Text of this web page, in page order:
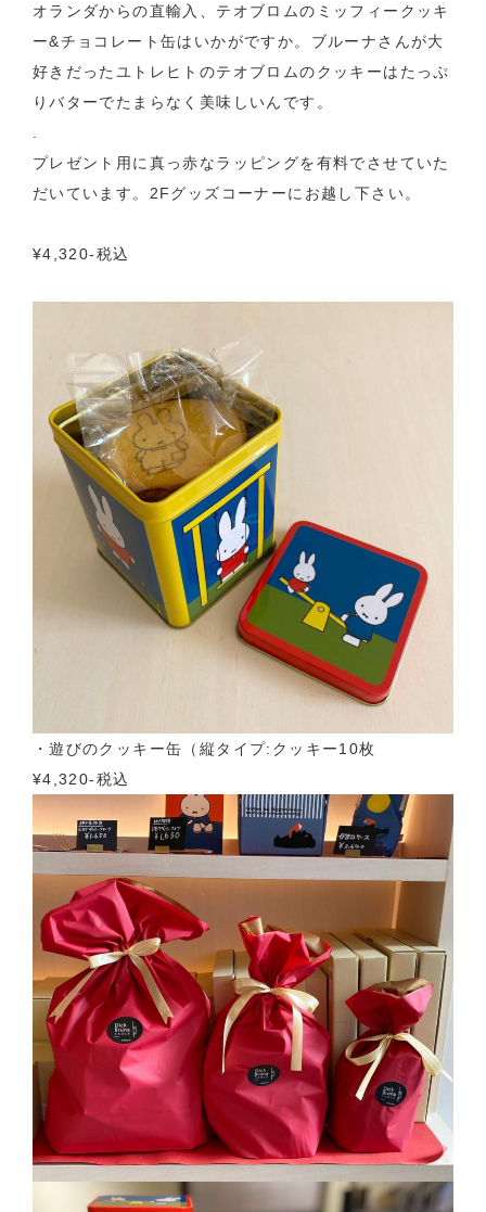
オランダからの直輸入、テオブロムのミッフィークッキ
ー&チョコレート缶はいかがですか。ブルーナさんが大
好きだったユトレヒトのテオブロムのクッキーはたっぷ
りバターでたまらなく美味しいんです。
プレゼント用に真っ赤なラッピングを有料でさせていた
だいています。2Fグッズコーナーにお越し下さい。
¥4,320-税込
・遊びのクッキー缶（縦タイプ:クッキー10枚
¥4,320-税込